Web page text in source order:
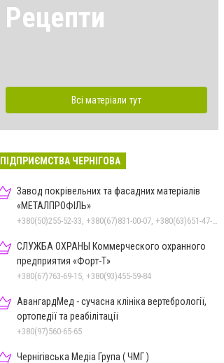
Рецепти
Всі матеріали тут
ПІДПРИЄМСТВА ЧЕРНІГОВА
Завод покрівельних та фасадних матеріалів
«МЕТАЛПРОФІЛЬ»
СЛУЖБА ОХРАНЫ Коммерческого охранного
предприятия «Форт-Т»
+380(67)763-69-15, +380(93)455-59-84
АвангардМед - сучасна клініка вертебрології,
ортопедії та реабілітації
+380(97)560-65-65
Чернігівська Медіа Група ( ЧМГ )